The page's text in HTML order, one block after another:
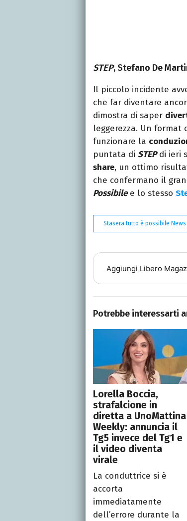
STEP, Stefano De
Il piccolo incidente
che far diventare
dimostra di saper
leggerezza. Un format
funzionare la
puntata di STEPdi ieri
share, un ottimo
che confermano il
Possibilee lo stesso
Stasera tutto è possibile News
Aggiungi Libero
Potrebbe interessarti
Lorella Boccia,
strafalcione in
diretta a UnoMattina
Weekly: annuncia il
Tg5 invece del Tg1 e
il video diventa
virale
La conduttrice si è
accorta
immediatamente
dell’errore durante la